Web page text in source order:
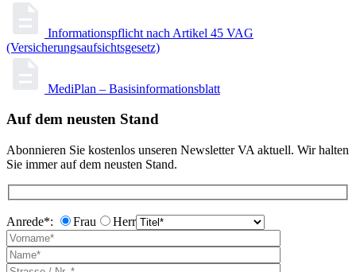
Informationspflicht nach Artikel 45 VAG
(Versicherungsaufsichtsgesetz)
MediPlan – Basisinformationsblatt
Auf dem neusten Stand
Abonnieren Sie kostenlos unseren Newsletter VA aktuell. Wir halten
Sie immer auf dem neusten Stand.
Anrede*: Frau Herr